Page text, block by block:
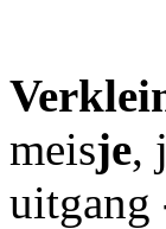
meisje,
uitgang